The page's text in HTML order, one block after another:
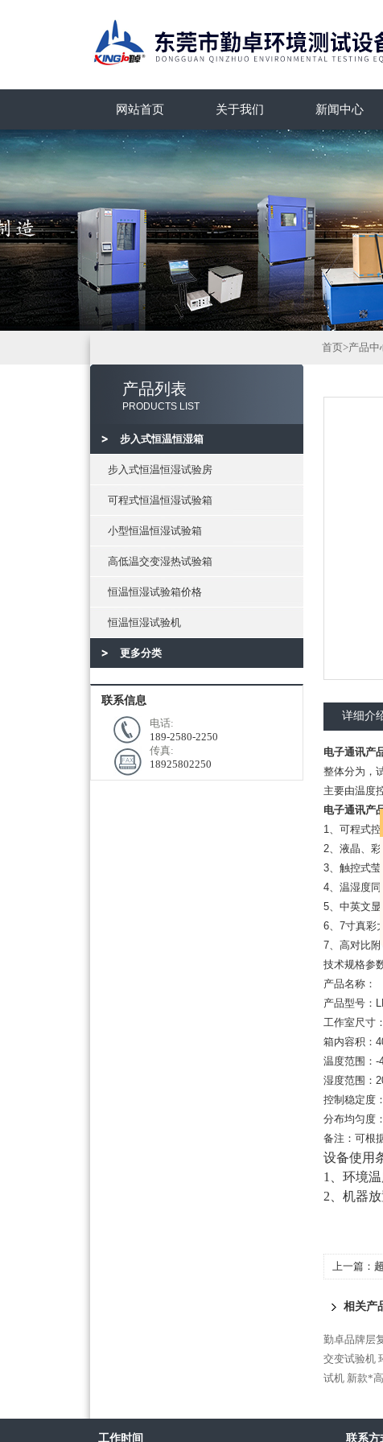
网站首页 关于我们 新闻中心
产品列表
PRODUCTS LIST
步入式恒温恒湿箱
步入式恒温恒湿试验房
可程式恒温恒湿试验箱
小型恒温恒湿试验箱
高低温交变湿热试验箱
恒温恒湿试验箱价格
恒温恒湿试验机
更多分类
联系信息
电话:
189-2580-2250
传真:
18925802250
首页>产品中
详细介
电子通讯产
整体分为，
主要由温度
电子通讯产
1、可程式
2、液晶、彩
3、触控式
4、温湿度
5、中英文显
6、7寸真彩
7、高对比
技术规格参
产品名称：
产品型号：
工作室尺寸
箱内容积：
温度范围：
湿度范围：
控制稳定度
分布均匀度
备注：可根
设备使用
1、环境
2、机器
上一篇：
相关产
勤卓品牌层
交变试验机
试机 新款*
工作时间 联系方